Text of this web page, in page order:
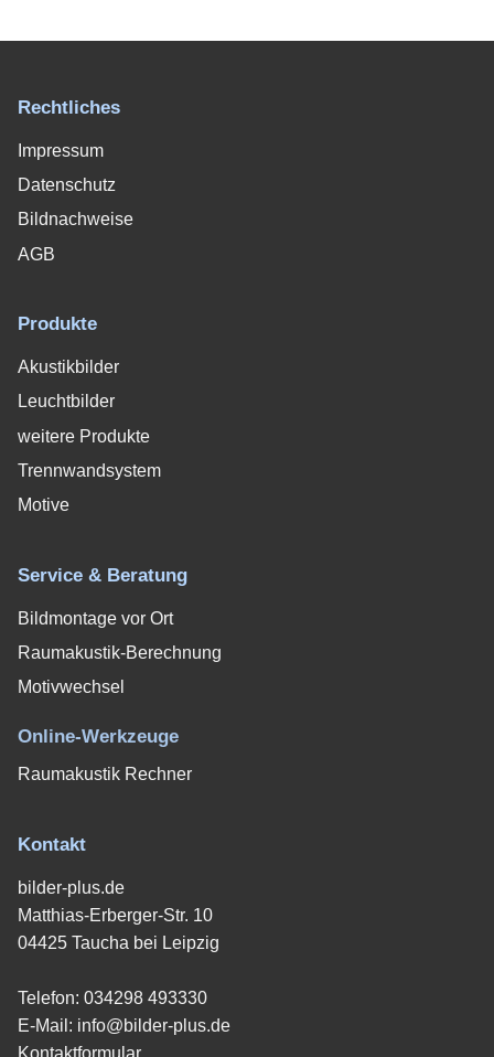
Rechtliches
Impressum
Datenschutz
Bildnachweise
AGB
Produkte
Akustikbilder
Leuchtbilder
weitere Produkte
Trennwandsystem
Motive
Service & Beratung
Bildmontage vor Ort
Raumakustik-Berechnung
Motivwechsel
Online-Werkzeuge
Raumakustik Rechner
Kontakt
bilder-plus.de
Matthias-Erberger-Str. 10
04425 Taucha bei Leipzig
Telefon: 034298 493330
E-Mail: info@bilder-plus.de
Kontaktformular